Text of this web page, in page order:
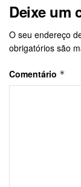
Deixe um
O seu endereço
obrigatórios são
Comentário *